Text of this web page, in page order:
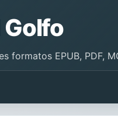
Golfo
formatos EPUB, PDF,